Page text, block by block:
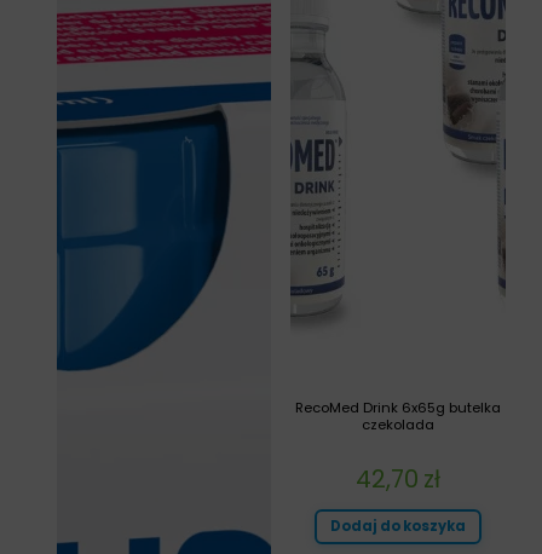
RecoMed Drink 6x65g butelka
czekolada
42,70 zł
Dodaj do koszyka